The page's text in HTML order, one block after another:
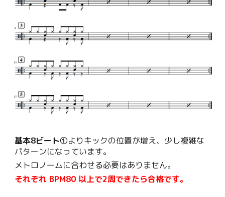
基本8ビート①よりキックの位置が増え、 少し複雑な
パターンになっています。
メトロノームに合わせる必要はありません。
それぞれ BPM80 以上で2周できたら合格です。